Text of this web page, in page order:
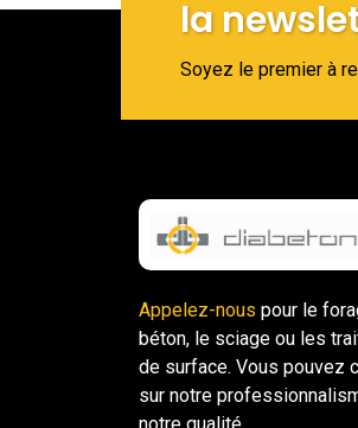
la
Soyez le premier à
Appelez-nous pour le
béton, le sciage ou les
de surface. Vous pouvez
sur notre